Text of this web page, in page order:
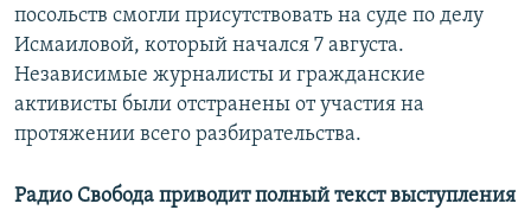
посольств смогли присутствовать на суде по делу
Исмаиловой, который начался 7 августа.
Независимые журналисты и гражданские
активисты были отстранены от участия на
протяжении всего разбирательства.
Радио Свобода приводит полный текст выступления